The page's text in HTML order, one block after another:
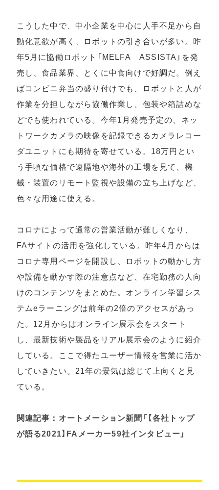
こうした中で、中小企業を中心に人手不足から自
動化意欲が高く、ロボットの引き合いが多い。昨
年5月に協働ロボット「MELFA ASSISTA」を発
売し、食品業界、とくに中食向けで好調だ。例え
ばコンビニ弁当の盛り付けでも、ロボットと人が
作業を分担しながら協働作業し、包装や箱詰めな
どでも使われている。今年1月発売予定の、ネッ
トワークカメラの映像を記録できるカメラレコー
ダユニットにも期待を寄せている。18万円とい
う手頃な価格で遠隔地や海外の工場を見て、機
械・装置のリモート監視や設備の立ち上げなど、
色々な用途に使える。
コロナによって通常の営業活動が難しくなり、
FAサイトの活用を強化している。昨年4月からは
コロナ専用ページを開設し、ロボットの動かし方
や設備を動かす際の注意点など、在宅勤務の人向
けのコンテンツをまとめた。オンライン学習シス
テムeラーニングは前年の2倍のアクセスがあっ
た。12月からはオンライン展示会をスタート
し、最新技術や製品をリアル展示会のように紹介
している。ここで得たユーザー情報を営業に活か
していきたい。21年の景気は総じて上向くと見
ている。
関連記事：オートメーション新聞「【各社トップ
が語る2021】FAメーカー59社インタビュー」